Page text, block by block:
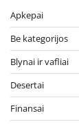
Apkepai
Be kategorijos
Blynai ir vafliai
Desertai
Finansai